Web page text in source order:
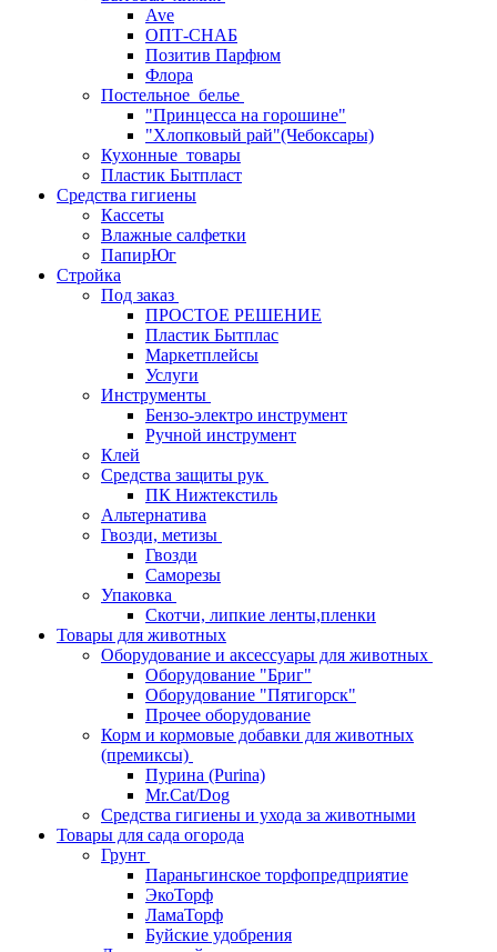
Ave
ОПТ-СНАБ
Позитив Парфюм
Флора
Постельное_белье
"Принцесса на горошине"
"Хлопковый рай"(Чебоксары)
Кухонные_товары
Пластик Бытпласт
Средства гигиены
Кассеты
Влажные салфетки
ПапирЮг
Стройка
Под заказ
ПРОСТОЕ РЕШЕНИЕ
Пластик Бытплас
Маркетплейсы
Услуги
Инструменты
Бензо-электро инструмент
Ручной инструмент
Клей
Средства защиты рук
ПК Нижтекстиль
Альтернатива
Гвозди, метизы
Гвозди
Саморезы
Упаковка
Скотчи, липкие ленты,пленки
Товары для животных
Оборудование и аксессуары для животных
Оборудование "Бриг"
Оборудование "Пятигорск"
Прочее оборудование
Корм и кормовые добавки для животных
(премиксы)
Пурина (Purina)
Mr.Cat/Dog
Средства гигиены и ухода за животными
Товары для сада огорода
Грунт
Параньгинское торфопредприятие
ЭкоТорф
ЛамаТорф
Буйские удобрения